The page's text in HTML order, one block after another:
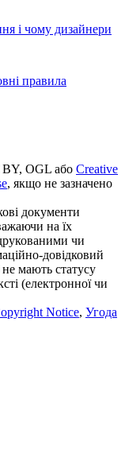
і чому дизайнери
правила
BY, OGL або Creative
, якщо не зазначено
документи
на їх
чи
довідковий
не мають статусу
(електронної чи
Notice, Угода